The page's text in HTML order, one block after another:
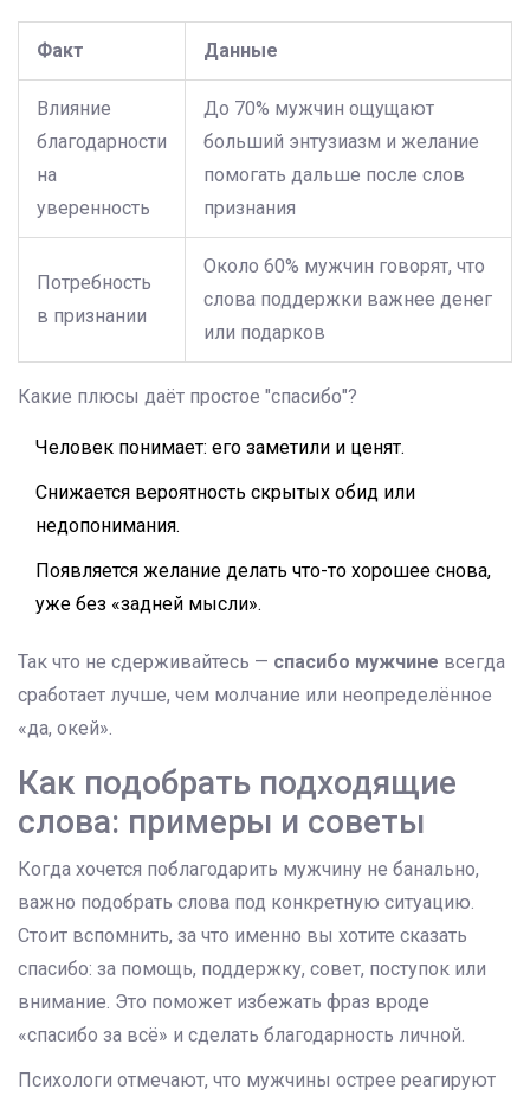
Факт Данные
Влияние
благодарности
на
уверенность
До 70% мужчин ощущают
больший энтузиазм и желание
помогать дальше после слов
признания
Потребность
в признании
Около 60% мужчин говорят, что
слова поддержки важнее денег
или подарков
Какие плюсы даёт простое "спасибо"?
Человек понимает: его заметили и ценят.
Снижается вероятность скрытых обид или
недопонимания.
Появляется желание делать что-то хорошее снова,
уже без «задней мысли».
Так что не сдерживайтесь — спасибо мужчине всегда
сработает лучше, чем молчание или неопределённое
«да, окей».
Как подобрать подходящие
слова: примеры и советы
Когда хочется поблагодарить мужчину не банально,
важно подобрать слова под конкретную ситуацию.
Стоит вспомнить, за что именно вы хотите сказать
спасибо: за помощь, поддержку, совет, поступок или
внимание. Это поможет избежать фраз вроде
«спасибо за всё» и сделать благодарность личной.
Психологи отмечают, что мужчины острее реагируют